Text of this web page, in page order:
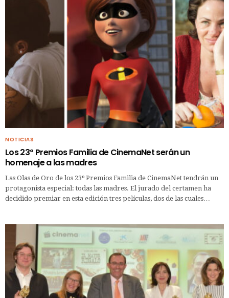
NOTICIAS
Los 23º Premios Familia de CinemaNet serán un
homenaje a las madres
Las Olas de Oro de los 23º Premios Familia de CinemaNet tendrán un
protagonista especial: todas las madres. El jurado del certamen ha
decidido premiar en esta edición tres películas, dos de las cuales…